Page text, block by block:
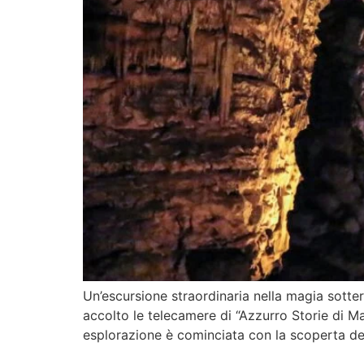
Un’escursione straordinaria nella magia
accolto le telecamere di “Azzurro Storie di
esplorazione è cominciata con la scoperta